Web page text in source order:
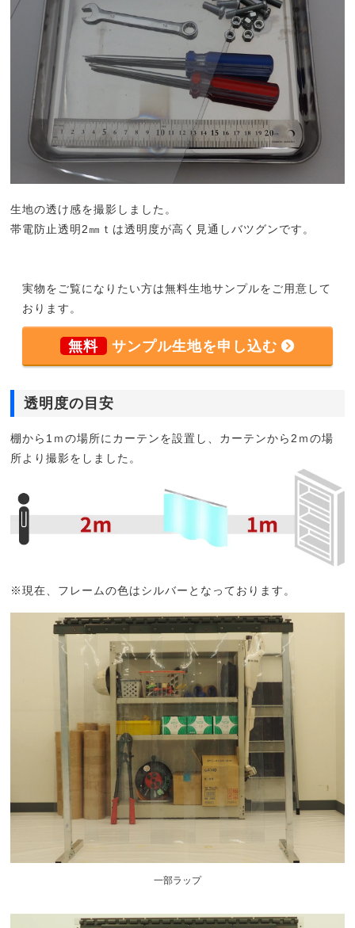
生地の透け感を撮影しました。
帯電防止透明2㎜ｔは透明度が高く見通しバツグンです。
実物をご覧になりたい方は無料生地サンプルをご用意して
おります。
無料 サンプル生地を申し込む
透明度の目安
棚から1ｍの場所にカーテンを設置し、カーテンから2ｍの場
所より撮影をしました。
※現在、フレームの色はシルバーとなっております。
一部ラップ